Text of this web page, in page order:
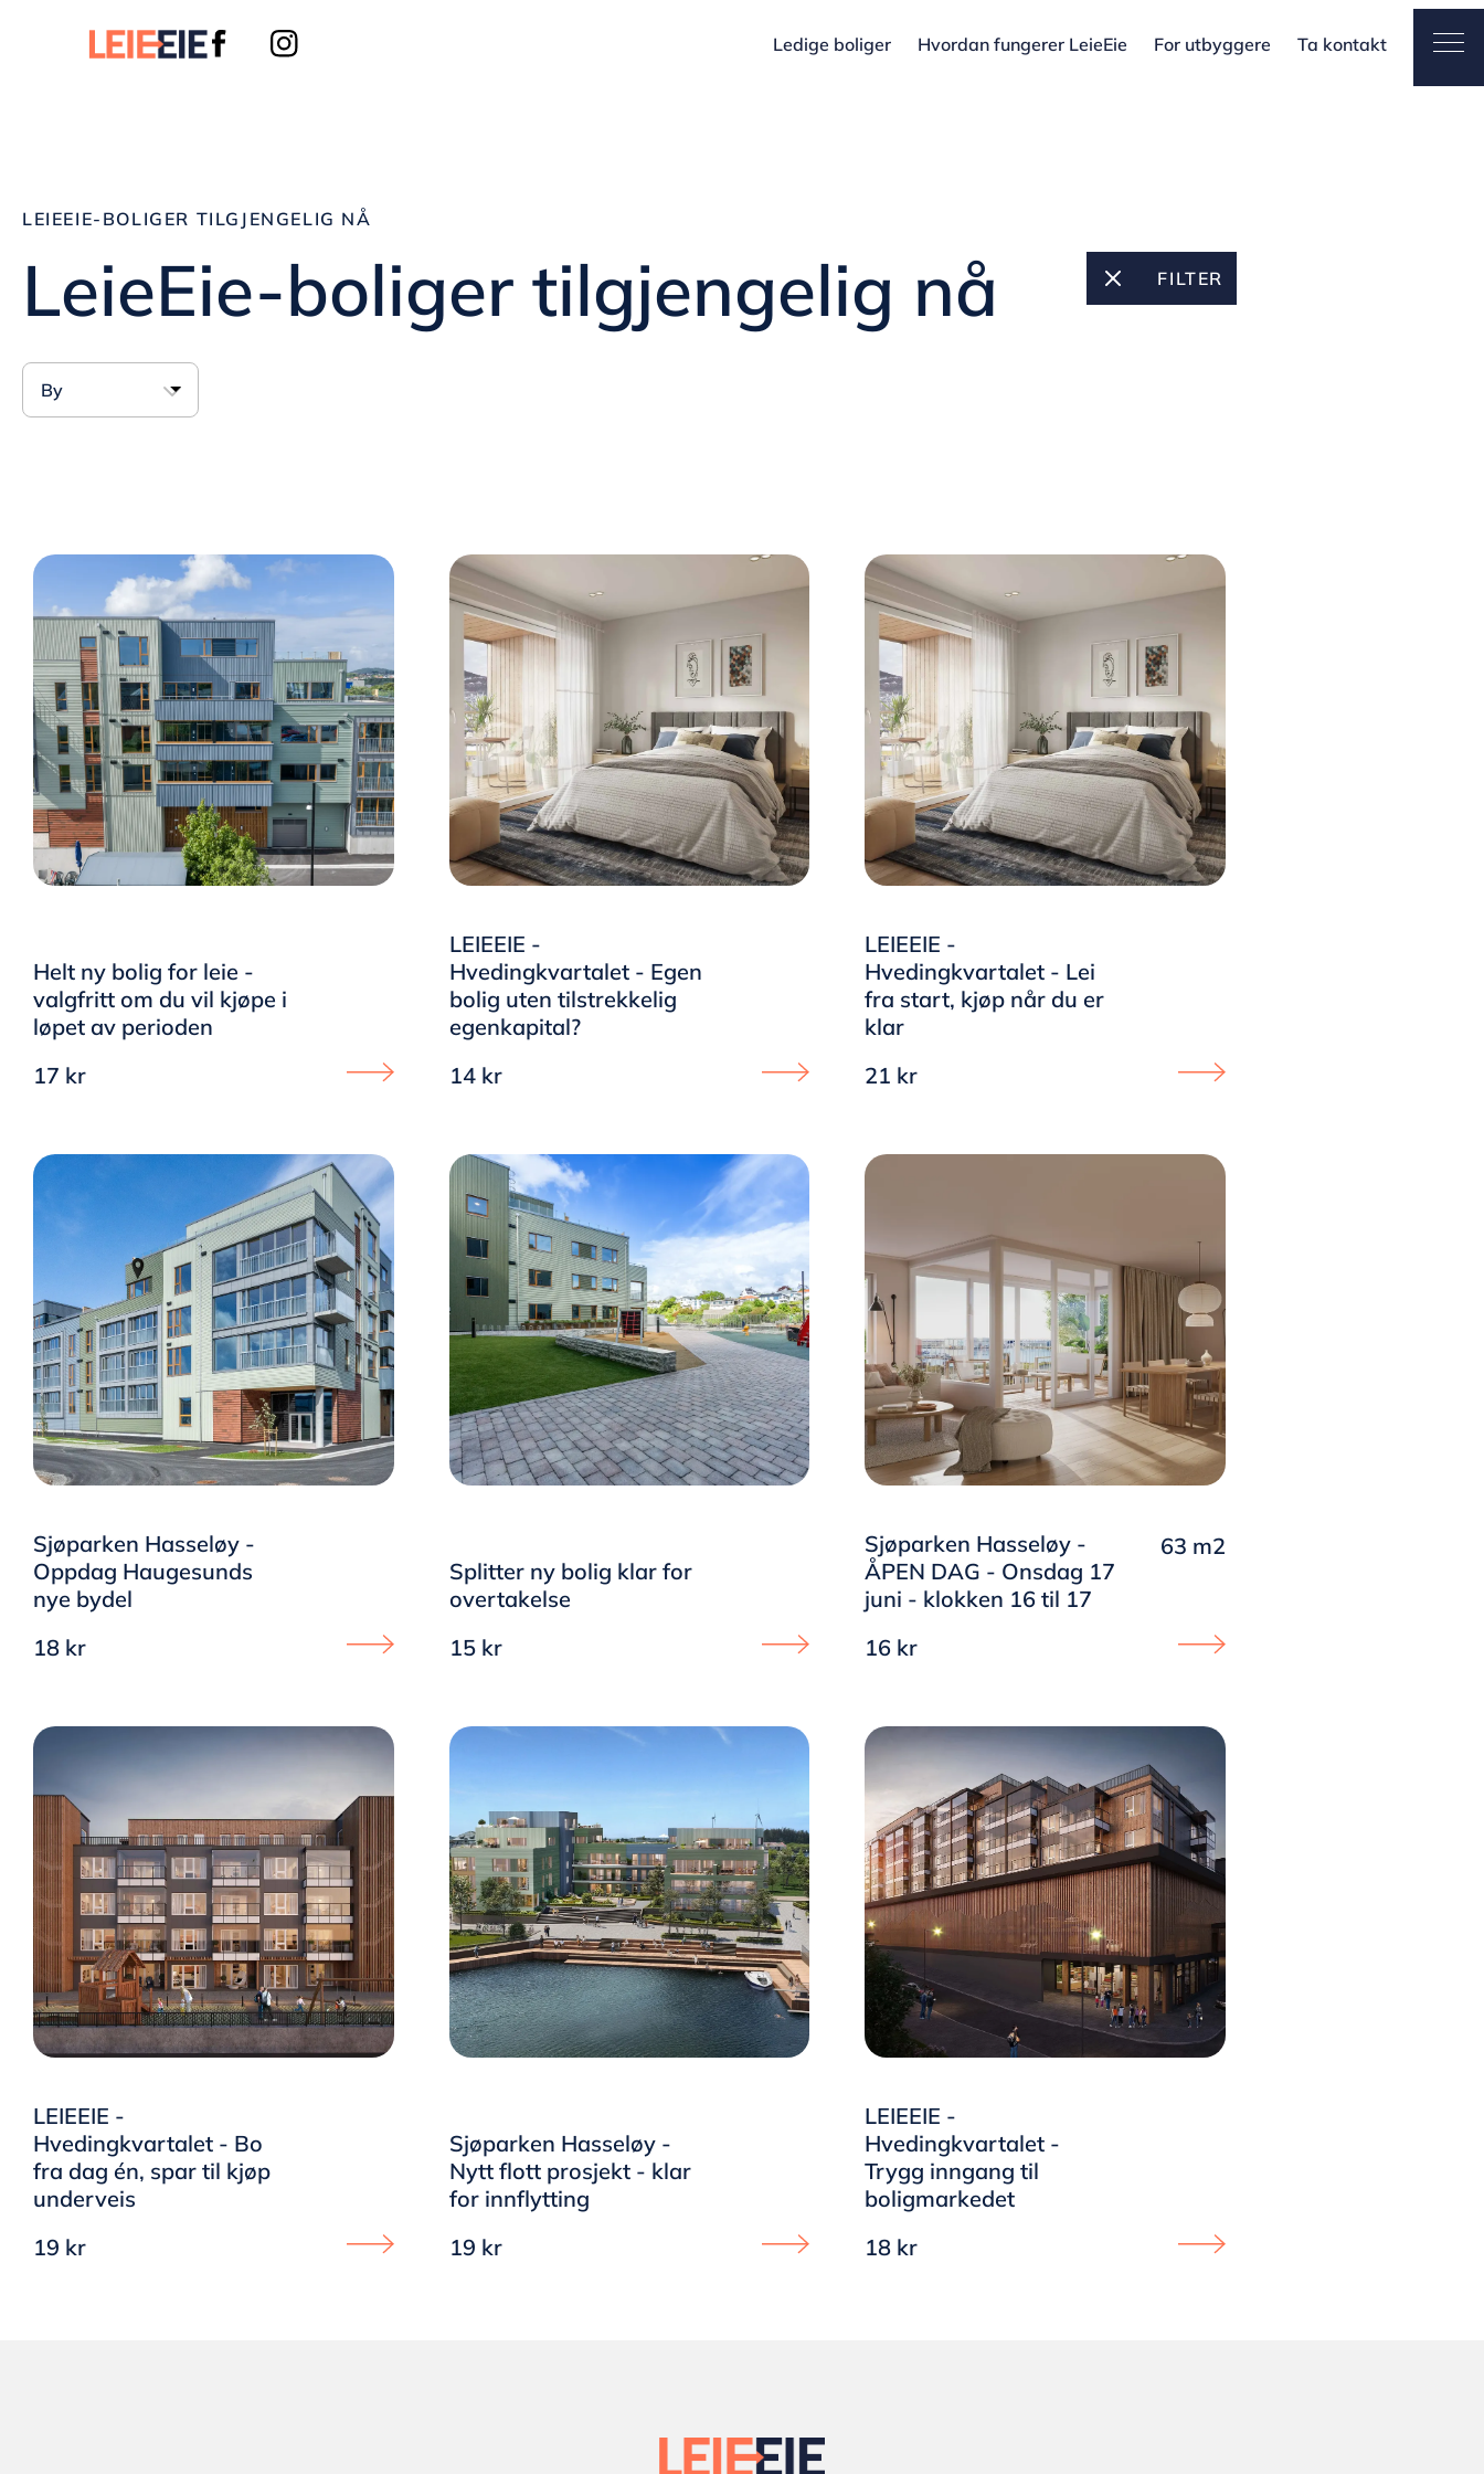
Leieeie
Ledige boliger Hvordan fungerer LeieEie For utbyggere Ta kontakt
LEIEEIE-BOLIGER TILGJENGELIG NÅ
LeieEie-boliger tilgjengelig nå FILTER
Helt ny bolig for leie -
valgfritt om du vil kjøpe i
løpet av perioden
17 kr
LEIEEIE -
Hvedingkvartalet - Egen
bolig uten tilstrekkelig
egenkapital?
14 kr
LEIEEIE -
Hvedingkvartalet - Lei
fra start, kjøp når du er
klar
21 kr
Sjøparken Hasseløy -
Oppdag Haugesunds
nye bydel
18 kr
Splitter ny bolig klar for
overtakelse
15 kr
Sjøparken Hasseløy -
ÅPEN DAG - Onsdag 17
juni - klokken 16 til 17
63 m2
16 kr
LEIEEIE -
Hvedingkvartalet - Bo
fra dag én, spar til kjøp
underveis
19 kr
Sjøparken Hasseløy -
Nytt flott prosjekt - klar
for innflytting
19 kr
LEIEEIE -
Hvedingkvartalet -
Trygg inngang til
boligmarkedet
18 kr